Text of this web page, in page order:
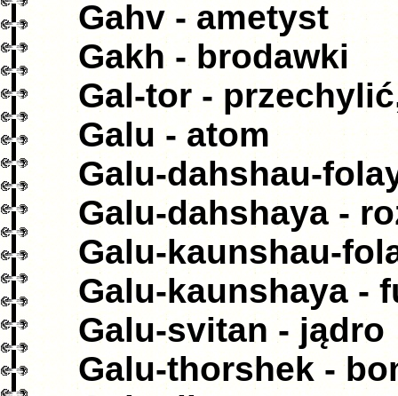
Gahv - ametyst
Gakh - brodawki
Gal-tor -
Galu - atom
Galu-dahshau-
Galu-dahshaya -
Galu-kaunshau-
Galu-kaunshaya -
Galu-svitan - jądro
Galu-thorshek -